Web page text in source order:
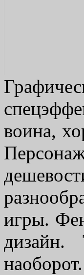
воина,
игры.
наоборот.